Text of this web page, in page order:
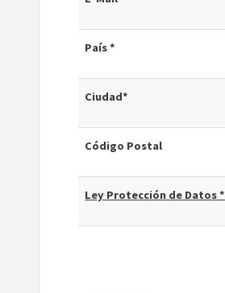
País *
Ciudad*
Código Postal
Ley Protección de Datos *